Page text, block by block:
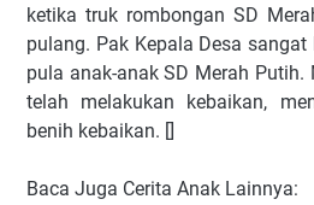
ketika truk rombongan SD
pulang. Pak Kepala Desa
pula anak-anak SD Merah Putih.
telah melakukan kebaikan,
benih kebaikan. []
Baca Juga Cerita Anak Lainnya: